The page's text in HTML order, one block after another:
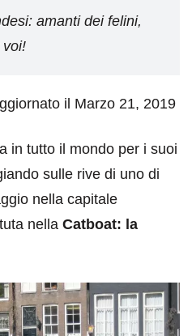
amanti dei felini,
voi!
il Marzo 21, 2019
in tutto il mondo per i suoi
sulle rive di uno di
nella capitale
nella Catboat: la